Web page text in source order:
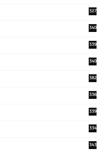
327
340
339
340
382
336
339
334
343